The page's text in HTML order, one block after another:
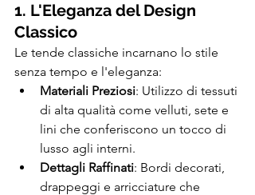
1. L'Eleganza del Design
Classico
Le tende classiche incarnano lo stile
senza tempo e l'eleganza:
Materiali Preziosi: Utilizzo di tessuti
di alta qualità come velluti, sete e
lini che conferiscono un tocco di
lusso agli interni.
Dettagli Raffinati: Bordi decorati,
drappeggi e arricciature che